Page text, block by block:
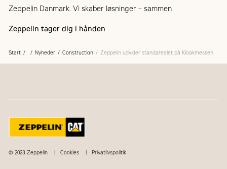
Zeppelin Danmark. Vi skaber løsninger – sammen
Zeppelin tager dig i hånden
Start Nyheder Construction Zeppelin udvider standarealet på Kloakmessen
© 2023 Zeppelin Cookies Privatlivspolitik